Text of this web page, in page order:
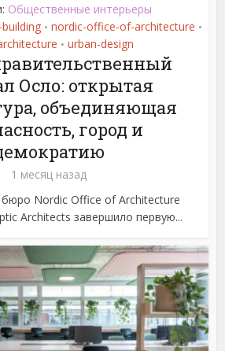
Общественные интерьеры
• nordic-office-of-architecture •
• urban-design
Осло: открытая
объединяющая
город и
1 месяц назад
бюро Nordic Office of Architecture
Architects завершило первую...